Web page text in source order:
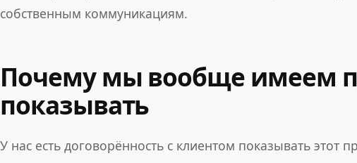
собственным коммуникациям.
Почему мы вообще имеем
показывать
У нас есть договорённость с клиентом показывать этот